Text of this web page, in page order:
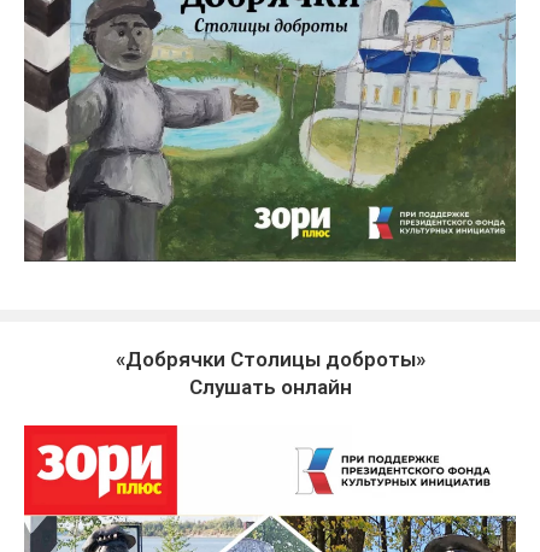
«Добрячки Столицы доброты»
Слушать онлайн